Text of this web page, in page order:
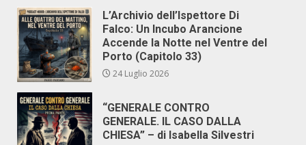
L’Archivio dell’Ispettore Di
Falco: Un Incubo Arancione
Accende la Notte nel Ventre del
Porto (Capitolo 33)
24 Luglio 2026
“GENERALE CONTRO
GENERALE. IL CASO DALLA
CHIESA” – di Isabella Silvestri